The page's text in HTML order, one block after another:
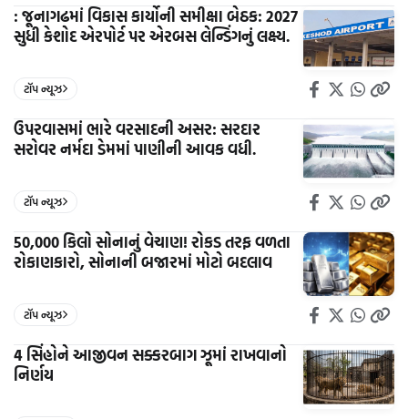
: જૂનાગઢમાં વિકાસ કાર્યોની સમીક્ષા બેઠક: 2027
સુધી કેશોદ એરપોર્ટ પર એરબસ લેન્ડિંગનું લક્ષ્ય.
ટૉપ ન્યૂઝ
ઉપરવાસમાં ભારે વરસાદની અસર: સરદાર
સરોવર નર્મદા ડેમમાં પાણીની આવક વધી.
ટૉપ ન્યૂઝ
50,000 કિલો સોનાનું વેચાણ! રોકડ તરફ વળતા
રોકાણકારો, સોનાની બજારમાં મોટો બદલાવ
ટૉપ ન્યૂઝ
4 સિંહોને આજીવન સક્કરબાગ ઝૂમાં રાખવાનો
નિર્ણય